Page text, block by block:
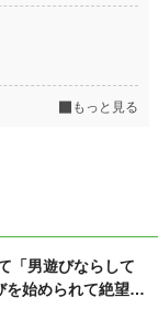
もっと見る
「男遊びならして
を始められて絶望し